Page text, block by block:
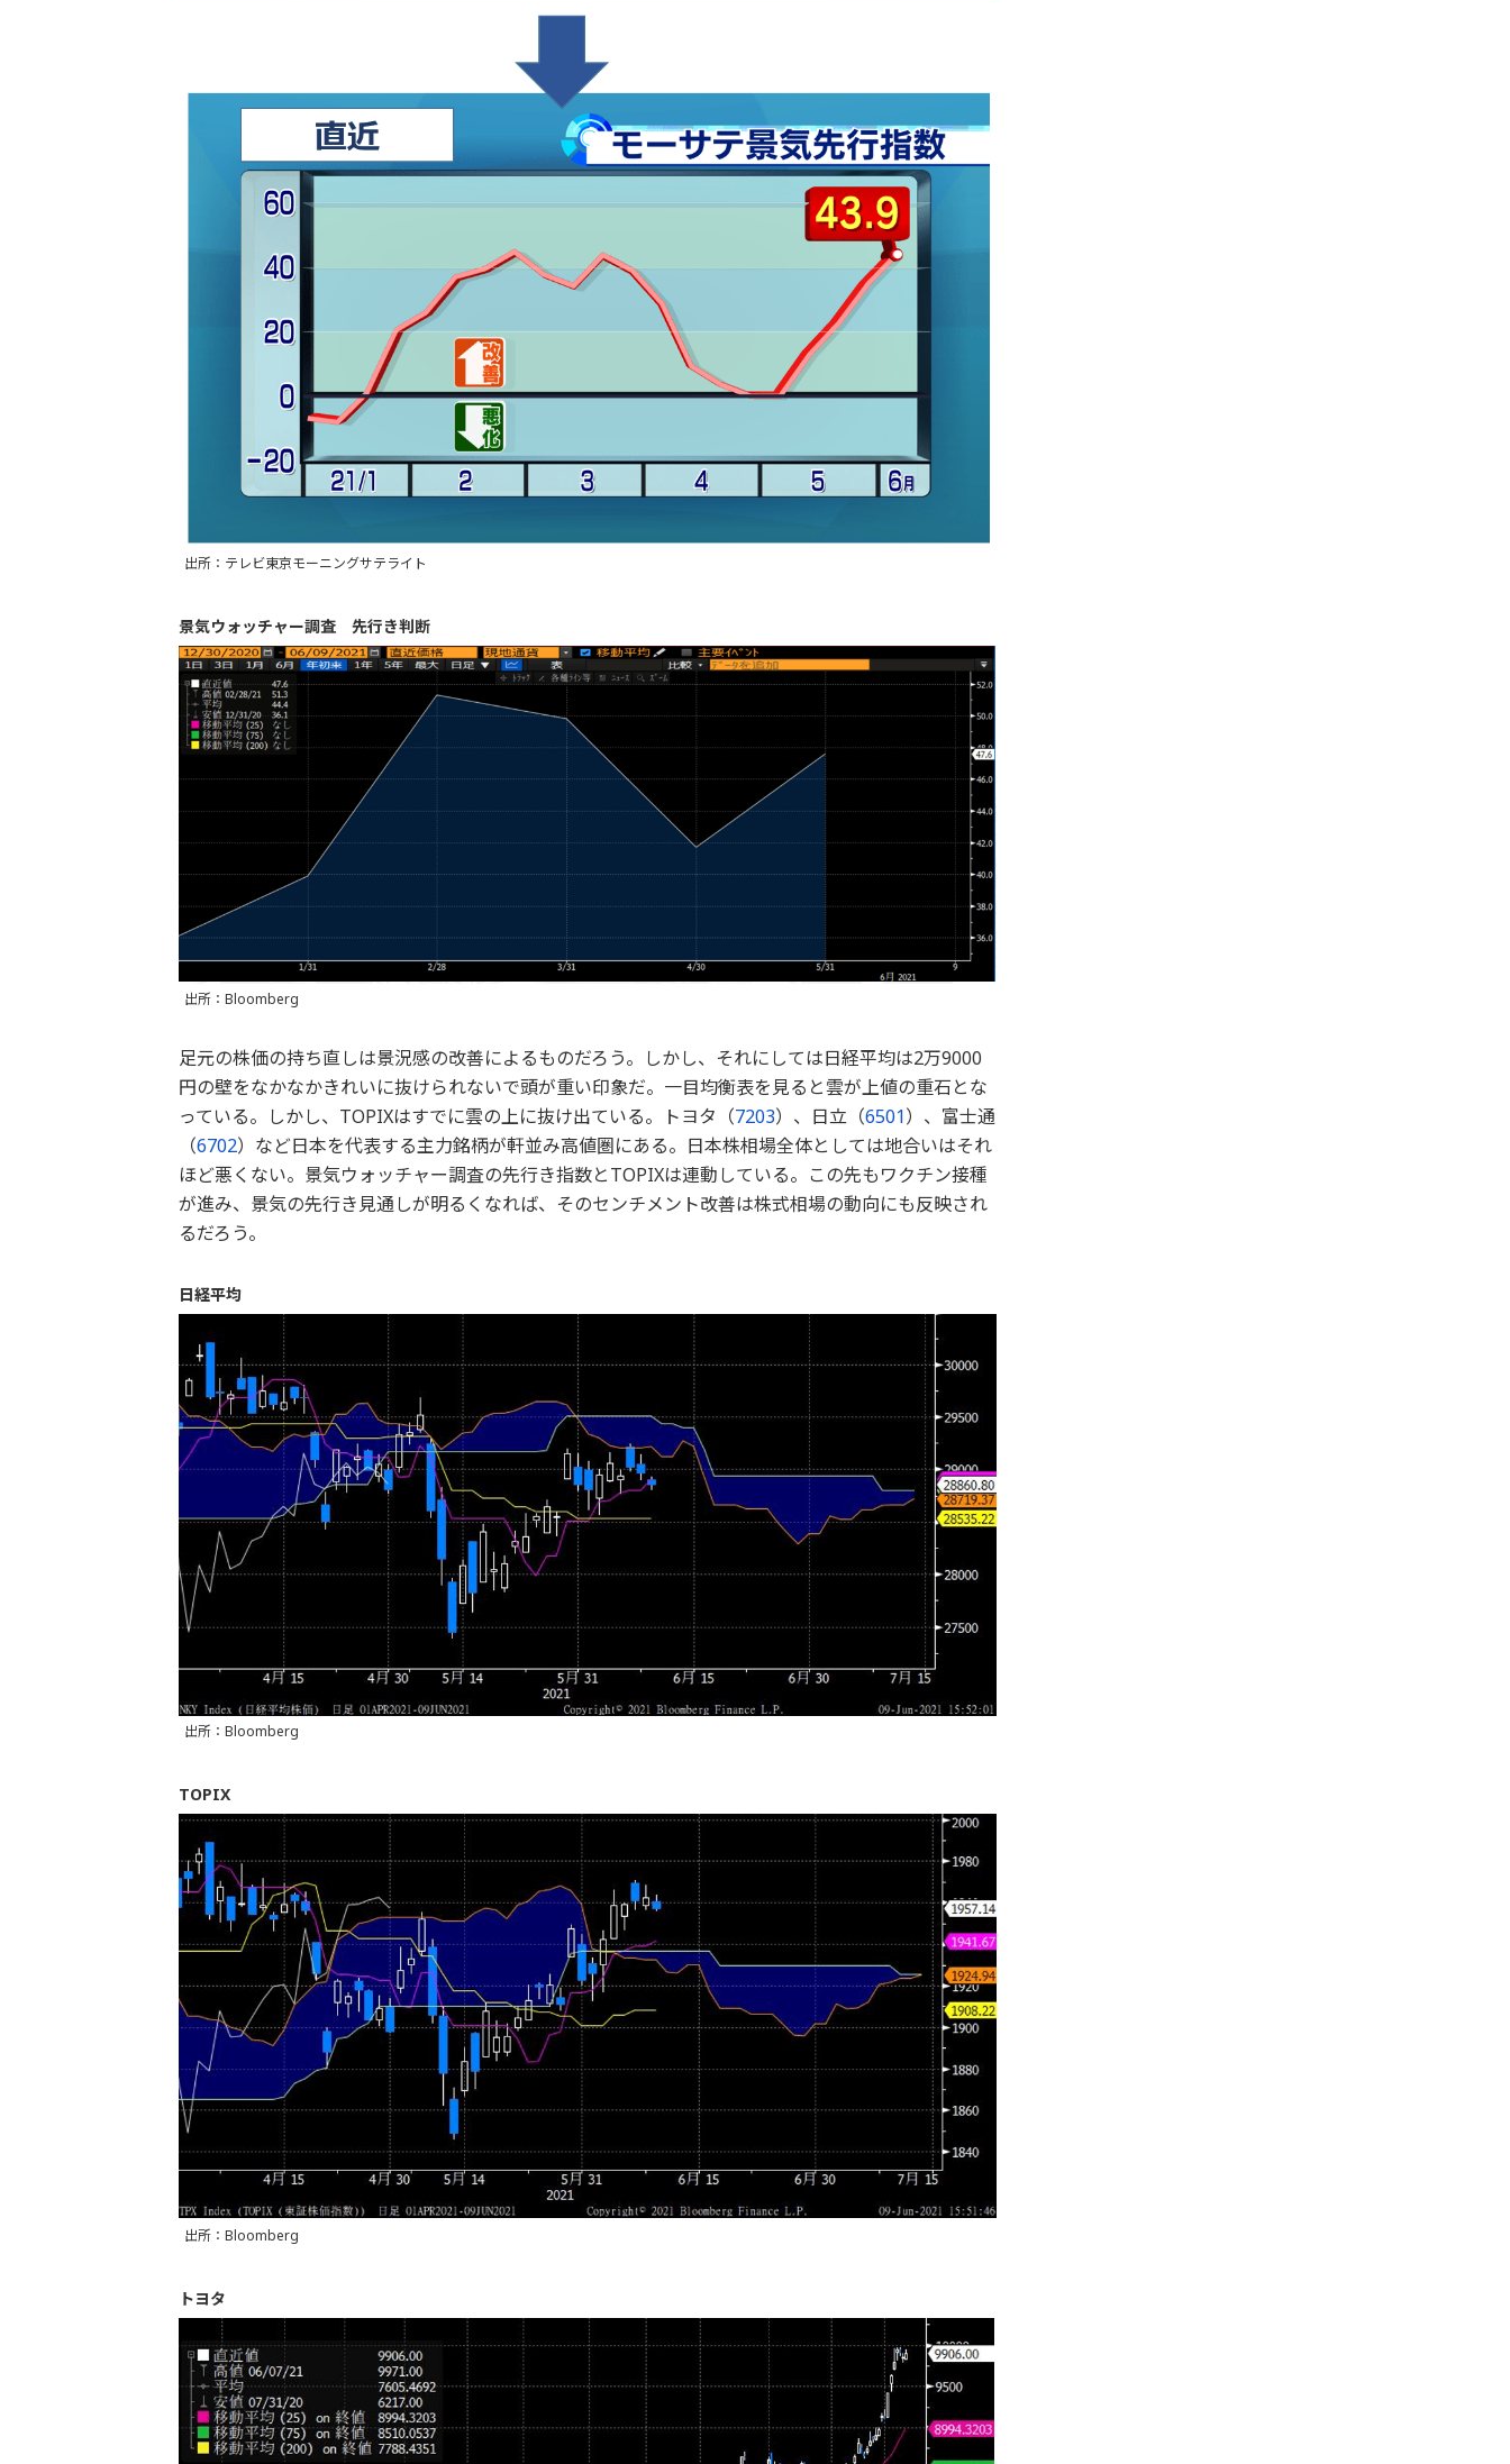
出所：テレビ東京モーニングサテライト
景気ウォッチャー調査 先行き判断
出所：Bloomberg
足元の株価の持ち直しは景況感の改善によるものだろう。しかし、それにしては日経平均は2万9000
円の壁をなかなかきれいに抜けられないで頭が重い印象だ。一目均衡表を見ると雲が上値の重石とな
っている。しかし、TOPIXはすでに雲の上に抜け出ている。トヨタ（7203）、日立（6501）、富士通
（6702）など日本を代表する主力銘柄が軒並み高値圏にある。日本株相場全体としては地合いはそれ
ほど悪くない。景気ウォッチャー調査の先行き指数とTOPIXは連動している。この先もワクチン接種
が進み、景気の先行き見通しが明るくなれば、そのセンチメント改善は株式相場の動向にも反映され
るだろう。
日経平均
出所：Bloomberg
TOPIX
出所：Bloomberg
トヨタ